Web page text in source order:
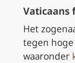
Vaticaans
Het
tegen hoge
waaronder